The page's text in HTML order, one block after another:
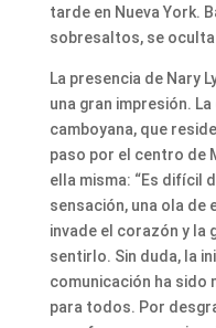
tarde en Nueva York.
sobresaltos, se
La presencia de Nary
una gran impresión.
camboyana, que
paso por el centro de
ella misma: “Es difícil
sensación, una ola de
invade el corazón y la
sentirlo. Sin duda, la
comunicación ha sido
para todos. Por